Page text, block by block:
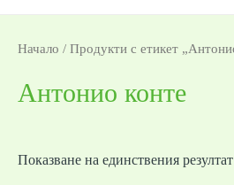
Начало / Продукти с етикет
Антонио конте
Показване на единствения резултат